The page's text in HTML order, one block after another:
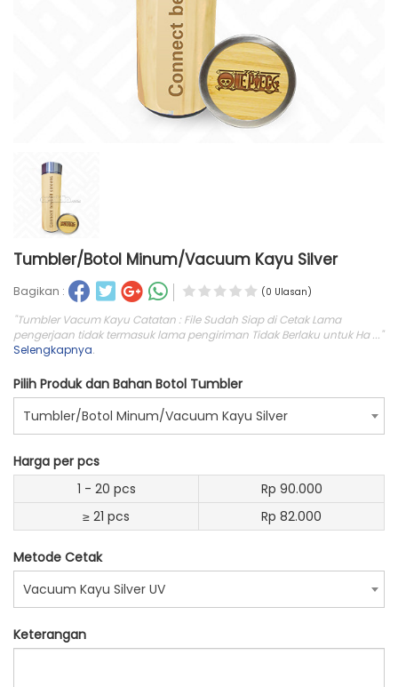
Tumbler/Botol Minum/Vacuum Kayu Silver
Bagikan : (0 Ulasan)
"Tumbler Vacum Kayu Catatan : File Sudah Siap di Cetak Lama
pengerjaan tidak termasuk lama pengiriman Tidak Berlaku untuk Ha ..."
Selengkapnya.
Pilih Produk dan Bahan Botol Tumbler
Tumbler/Botol Minum/Vacuum Kayu Silver
Harga per pcs
1 - 20 pcs
Rp 90.000
≥ 21 pcs
Rp 82.000
Metode Cetak
Vacuum Kayu Silver UV
Keterangan